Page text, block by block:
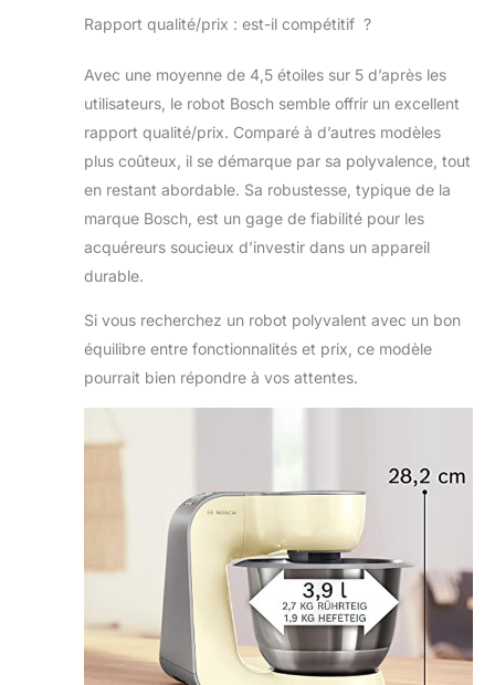
Rapport qualité/prix : est-il compétitif ?
Avec une moyenne de 4,5 étoiles sur 5 d’après les
utilisateurs, le robot Bosch semble offrir un excellent
rapport qualité/prix. Comparé à d’autres modèles
plus coûteux, il se démarque par sa polyvalence, tout
en restant abordable. Sa robustesse, typique de la
marque Bosch, est un gage de fiabilité pour les
acquéreurs soucieux d’investir dans un appareil
durable.
Si vous recherchez un robot polyvalent avec un bon
équilibre entre fonctionnalités et prix, ce modèle
pourrait bien répondre à vos attentes.